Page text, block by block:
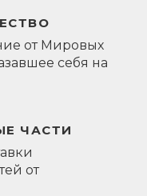
от Мировых
себя на
ЧАСТИ
от